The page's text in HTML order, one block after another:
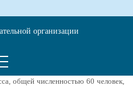
в 10 класс
года
в 2026/2027 учебном году
общей численностью 60 человек,
организации